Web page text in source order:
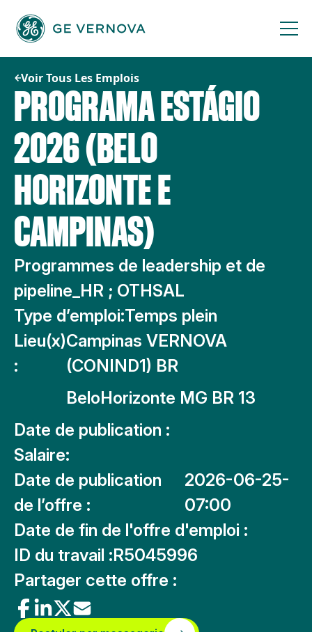
contenu
Voir Tous Les Emplois
PROGRAMA ESTÁGIO
2026 (BELO
HORIZONTE E
CAMPINAS)
Programmes de leadership et de
pipeline_HR ; OTHSAL
Type d’emploi:Temps plein
Lieu(x)
:
Campinas VERNOVA
(CONIND1) BR
BeloHorizonte MG BR 13
Date de publication :
Salaire:
Date de publication
de l’offre :
2026-06-25-
07:00
Date de fin de l'offre d'emploi :
ID du travail :R5045996
Partager cette offre :